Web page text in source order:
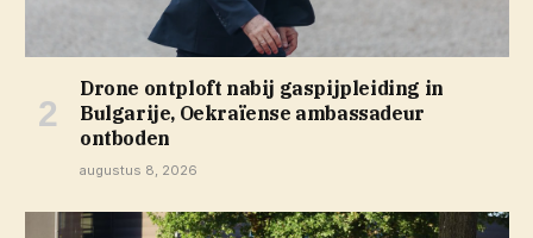
Drone ontploft nabij gaspijpleiding in
Bulgarije, Oekraïense ambassadeur
ontboden
augustus 8, 2026